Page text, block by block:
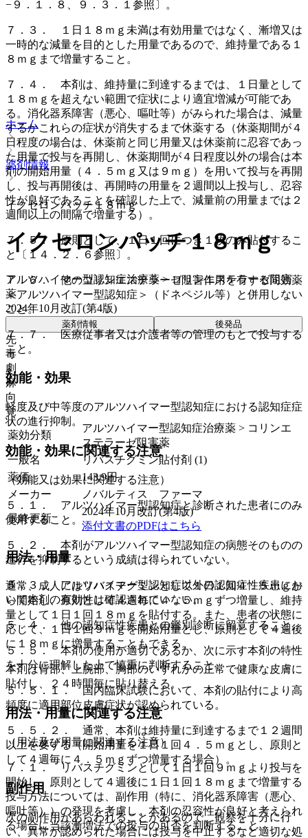
−９．１．８、９．３．１参照〕。
７．３． １日１８ｍｇ未満は有効用量ではなく、漸増又は
一時的な減量を目的とした用量であるので、維持量である１
８ｍｇまで増量すること。
７．４． 本剤は、維持量に到達するまでは、１日量として
１８ｍｇを超えない範囲で症状により適宜増減が可能であ
る。消化器系障害（悪心、嘔吐等）がみられた場合は、減量
するかこれらの症状が消失するまで休薬する（休薬期間が４
日程度の場合は、休薬前と同じ用量又は休薬前に忍容であっ
た用量で投与を再開し、休薬期間が４日程度以外の場合は本
剤の開始用量（４．５ｍｇ又は９ｍｇ）を用いて投与を再開
し、投与再開後は、再開時の用量を２週間以上投与し、忍容
性が良好であることを確認した上で、減量前の用量までは２
週間以上の間隔で増量する）。
７．５． 原則として、１日１回につき１枚のみ貼付するこ
と〔１４．２．６参照〕。
７．６． 他のコリンエステラーゼ阻害作用を有する同効薬
＜アルツハイマー型認知症＞（ドネペジル等）と併用しない
こと。
７．７． 医療従事者又は介護者等の管理のもとで投与する
こと。
効能・効果
軽度及び中等度のアルツハイマー型認知症における認知症症
状の進行抑制。
効能・効果に関連する注意
（効能又は効果に関連する注意）
５．１． アルツハイマー型認知症と診断された患者にのみ
使用すること。
５．２． 本剤がアルツハイマー型認知症の病態そのものの
進行を抑制するという成績は得られていない。
５．３． アルツハイマー型認知症以外の認知症性疾患にお
いて本剤の有効性は確認されていない。
５．４． 他の認知症性疾患との鑑別診断に留意すること。
５．５． 本剤の使用が適切であるか、次に示す本剤の特性
を十分に理解した上で慎重に判断すること。
５．５．１． 国内臨床試験において、本剤の貼付により高
頻度に適用部位皮膚症状が認められている。
５．５．２． 通常、本剤は維持量に到達するまで１２週間
以上を要する（開始用量を１日１回４．５ｍｇとし、原則と
して４週毎に４．５ｍｇずつ増量する場合）。
副作用
次の副作用があらわれることがあるので、観察を十分に行
い、異常が認められた場合には投与を中止するなど適切な処
ホーム
薬剤情報
イクセロンパッチ１８ｍｇ
イクセロンパッチ１８ｍｇ
アルツハイマー型認知症治療薬 > コリンエステラーゼ阻害
薬
2024年10月改訂(第4版)
薬剤情報 後発品
先
毒
劇
麻
向
覚
薬効分類
アルツハイマー型認知症治療薬 > コリンエ
ステラーゼ阻害薬
一般名
リバスチグミン貼付剤 (1)
薬価
143.9円
メーカー
ノバルティス ファーマ
最終更新
2024年10月改訂(第4版)
添付文書のPDFはこちら
用法・用量
通常、成人にはリバスチグミンとして１日１回４．５ｍｇか
ら開始し、原則として４週毎に４．５ｍｇずつ増量し、維持
量として１日１回１８ｍｇを貼付する。また、患者の状態に
応じて、１日１回９ｍｇを開始用量とし、原則として４週後
に１８ｍｇに増量することもできる。
本剤は背部、上腕部、胸部のいずれかの正常で健康な皮膚に
貼付し、２４時間毎に貼り替える。
用法・用量に関連する注意
（用法及び用量に関連する注意）
７．１． リバスチグミンとして１日１回９ｍｇより投与を
開始し、原則として４週後に１日１回１８ｍｇまで増量する
投与方法については、副作用（特に、消化器系障害（悪心、
嘔吐等））の発現を考慮し、本剤の忍容性が良好と考えられ
る場合に当該漸増法での投与の可否を判断すること。